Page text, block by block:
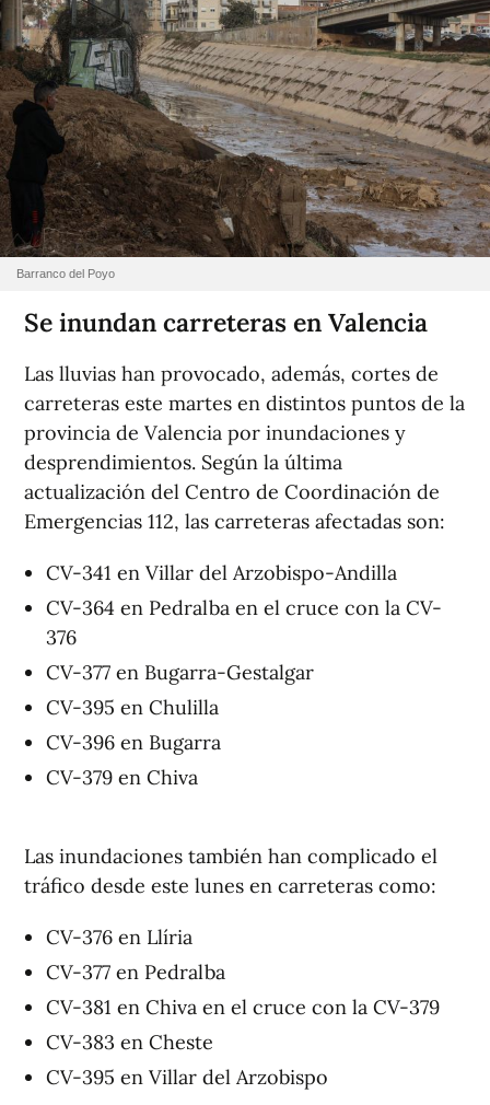
Barranco del Poyo
Se inundan carreteras en Valencia
Las lluvias han provocado, además, cortes de
carreteras este martes en distintos puntos de la
provincia de Valencia por inundaciones y
desprendimientos. Según la última
actualización del Centro de Coordinación de
Emergencias 112, las carreteras afectadas son:
CV-341 en Villar del Arzobispo-Andilla
CV-364 en Pedralba en el cruce con la CV-
376
CV-377 en Bugarra-Gestalgar
CV-395 en Chulilla
CV-396 en Bugarra
CV-379 en Chiva
Las inundaciones también han complicado el
tráfico desde este lunes en carreteras como:
CV-376 en Llíria
CV-377 en Pedralba
CV-381 en Chiva en el cruce con la CV-379
CV-383 en Cheste
CV-395 en Villar del Arzobispo